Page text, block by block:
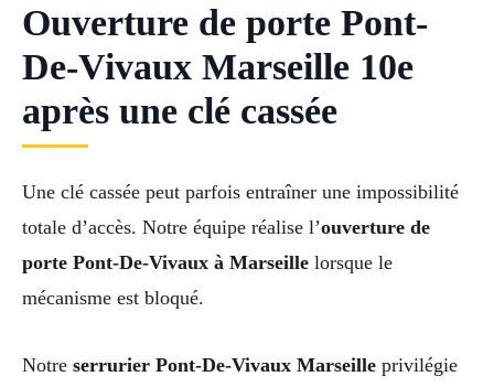
Ouverture de porte Pont-
De-Vivaux Marseille 10e
après une clé cassée
Une clé cassée peut parfois entraîner une impossibilité
totale d’accès. Notre équipe réalise l’ouverture de
porte Pont-De-Vivaux à Marseille lorsque le
mécanisme est bloqué.
Notre serrurier Pont-De-Vivaux Marseille privilégie